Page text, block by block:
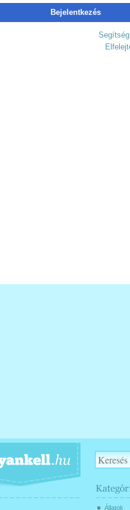
Bejelentkezés
Állatok